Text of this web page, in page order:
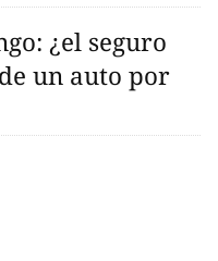
¿el seguro
un auto por